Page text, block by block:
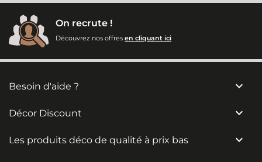
On recrute !
Découvrez nos offres en cliquant ici
Besoin d'aide ? 
Décor Discount 
Les produits déco de qualité à prix bas 